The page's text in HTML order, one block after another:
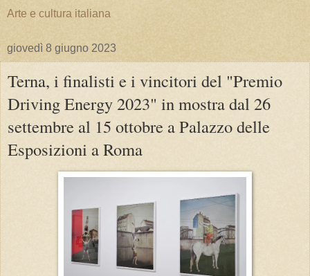
Arte e cultura italiana
giovedì 8 giugno 2023
Terna, i finalisti e i vincitori del "Premio
Driving Energy 2023" in mostra dal 26
settembre al 15 ottobre a Palazzo delle
Esposizioni a Roma